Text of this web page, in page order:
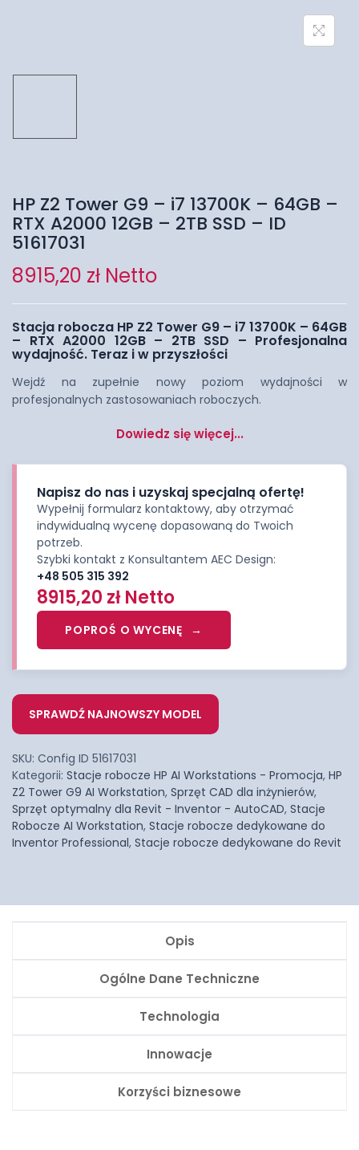
HP Z2 Tower G9 – i7 13700K – 64GB –
RTX A2000 12GB – 2TB SSD – ID
51617031
8915,20 zł Netto
Stacja robocza HP Z2 Tower G9 – i7 13700K – 64GB
– RTX A2000 12GB – 2TB SSD – Profesjonalna
wydajność. Teraz i w przyszłości
Wejdź na zupełnie nowy poziom wydajności w
profesjonalnych zastosowaniach roboczych.
Dowiedz się więcej...
Napisz do nas i uzyskaj specjalną ofertę!
Wypełnij formularz kontaktowy, aby otrzymać
indywidualną wycenę dopasowaną do Twoich
potrzeb.
Szybki kontakt z Konsultantem AEC Design:
+48 505 315 392
8915,20 zł Netto
POPROŚ O WYCENĘ
SPRAWDŹ NAJNOWSZY MODEL
SKU: Config ID 51617031
Kategorii: Stacje robocze HP AI Workstations - Promocja, HP
Z2 Tower G9 AI Workstation, Sprzęt CAD dla inżynierów,
Sprzęt optymalny dla Revit - Inventor - AutoCAD, Stacje
Robocze AI Workstation, Stacje robocze dedykowane do
Inventor Professional, Stacje robocze dedykowane do Revit
Opis
Ogólne Dane Techniczne
Technologia
Innowacje
Korzyści biznesowe